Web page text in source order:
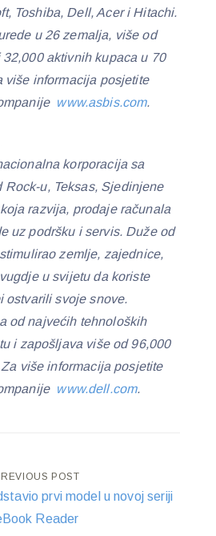
Toshiba, Dell, Acer i Hitachi.
u 26 zemalja, više od
aktivnih kupaca u 70
više informacija posjetite
www.asbis.com.
korporacija sa
Rock-u, Teksas, Sjedinjene
razvija, prodaje računala
uz podršku i servis. Duže od
zemlje, zajednice,
u svijetu da koriste
ostvarili svoje snove.
od najvećih tehnoloških
i zapošljava više od 96,000
više informacija posjetite
www.dell.com.
POST
prvi model u novoj seriji
Reader